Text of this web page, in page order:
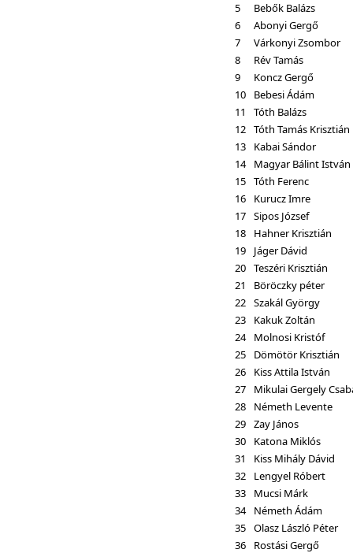
5
Bebők Balázs
6
Abonyi Gergő
7
Várkonyi Zsombor
8
Rév Tamás
9
Koncz Gergő
10
Bebesi Ádám
11
Tóth Balázs
12 Tóth Tamás Krisztián
13
Kabai Sándor
14 Magyar Bálint István
15 Tóth Ferenc
16
Kurucz Imre
17 Sipos József
18
Hahner Krisztián
19
Jáger Dávid
20 Teszéri Krisztián
21
Böröczky péter
22 Szakál György
23
Kakuk Zoltán
24
Molnosi Kristóf
25
Dömötör Krisztián
26
Kiss Attila István
27
Mikulai Gergely
28
Németh Levente
29 Zay János
30
Katona Miklós
31
Kiss Mihály Dávid
32
Lengyel Róbert
33
Mucsi Márk
34
Németh Ádám
35 Olasz László Péter
36
Rostási Gergő